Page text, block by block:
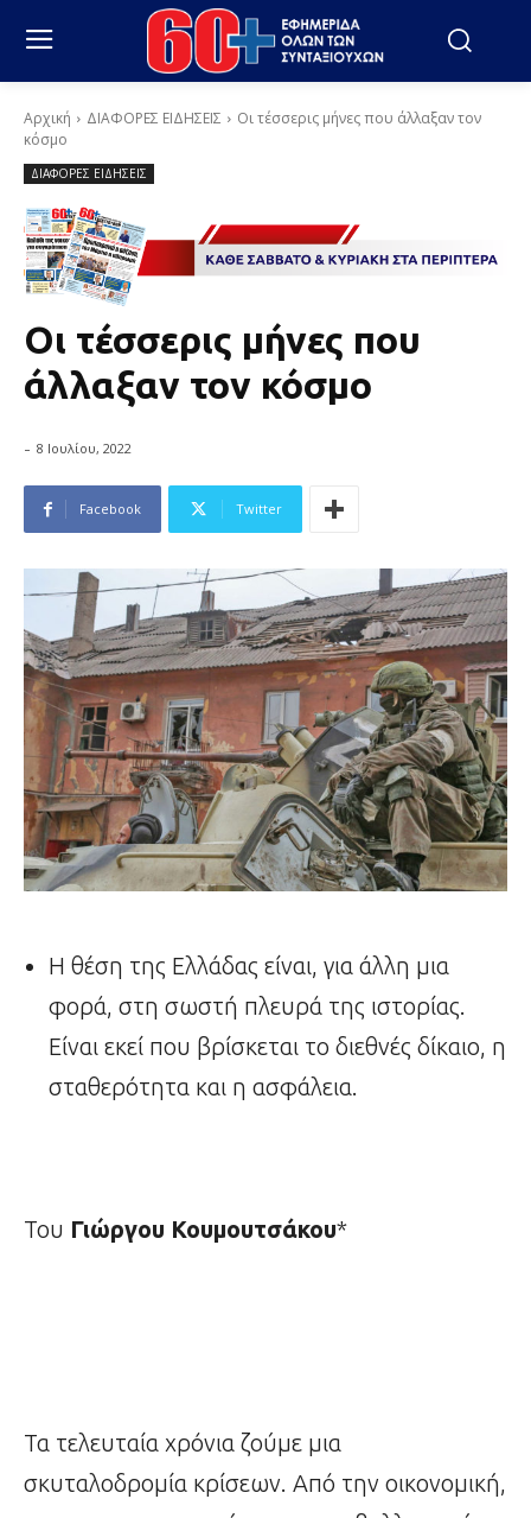
Αρχική ΔΙΑΦΟΡΕΣ ΕΙΔΗΣΕΙΣ
Οι τέσσερις μήνες που άλλαξαν τον
κόσμο
ΔΙΑΦΟΡΕΣ ΕΙΔΗΣΕΙΣ
Οι τέσσερις μήνες που
άλλαξαν τον κόσμο
- 8 Ιουλίου, 2022
Facebook Twitter
Η θέση της Ελλάδας είναι, για άλλη μια
φορά, στη σωστή πλευρά της ιστορίας.
Είναι εκεί που βρίσκεται το διεθνές δίκαιο, η
σταθερότητα και η ασφάλεια.
Του Γιώργου Κουμουτσάκου*
Τα τελευταία χρόνια ζούμε μια
σκυταλοδρομία κρίσεων. Από την οικονομική,